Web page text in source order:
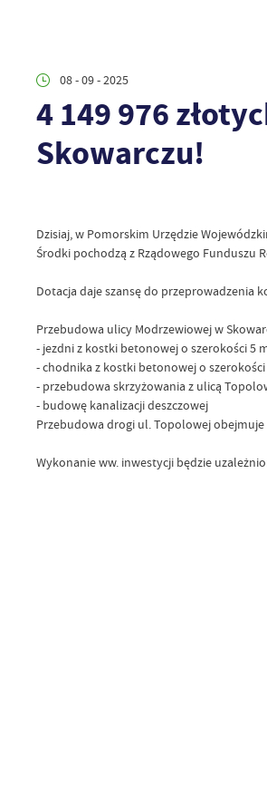
08 - 09 - 2025
4 149 976
Skowarczu!
Dzisiaj, w Pomorskim Urzędzie
Środki pochodzą z Rządowego Funduszu
Dotacja daje szansę do przeprowadzenia
Przebudowa ulicy Modrzewiowej w
- jezdni z kostki betonowej o szerokości 5
- chodnika z kostki betonowej o szerokości
- przebudowa skrzyżowania z ulicą
- budowę kanalizacji deszczowej
Przebudowa drogi ul. Topolowej
Wykonanie ww. inwestycji będzie